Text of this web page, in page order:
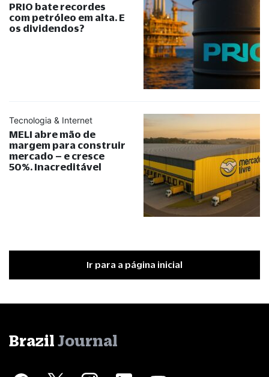
PRIO bate recordes
com petróleo em alta. E
os dividendos?
Tecnologia & Internet
MELI abre mão de
margem para construir
mercado – e cresce
50%. Inacreditável
Ir para a página inicial
Brazil Journal